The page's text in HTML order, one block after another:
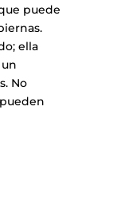
puede
ella
No